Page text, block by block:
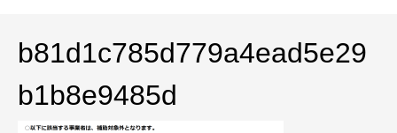
b81d1c785d779a4ead5e29
b1b8e9485d